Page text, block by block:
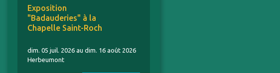
Exposition
"Badauderies" à la
Chapelle Saint-Roch
dim. 05 juil. 2026 au dim. 16 août 2026
Herbeumont